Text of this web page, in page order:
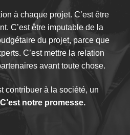
à chaque projet. C’est être
C’est être imputable de la
du projet, parce que
C’est mettre la relation
avant toute chose.
contribuer à la société, un
C’est notre promesse.